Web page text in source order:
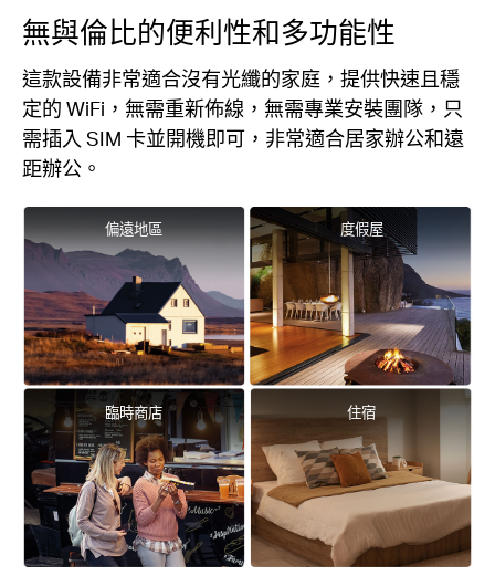
無與倫比的便利性和多功能性
這款設備非常適合沒有光纖的家庭，提供快速且穩
定的 WiFi，無需重新佈線，無需專業安裝團隊，只
需插入 SIM 卡並開機即可，非常適合居家辦公和遠
距辦公。
偏遠地區 度假屋
臨時商店 住宿